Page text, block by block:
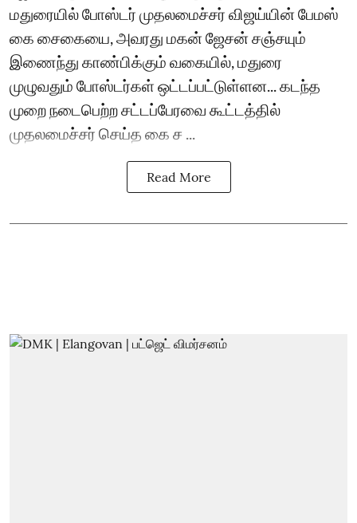
மதுரையில் போஸ்டர் முதலமைச்சர் விஜய்யின் பேமஸ்
கை சைகையை, அவரது மகன் ஜேசன் சஞ்சயும்
இணைந்து காண்பிக்கும் வகையில், மதுரை
முழுவதும் போஸ்டர்கள் ஒட்டப்பட்டுள்ளன... கடந்த
முறை நடைபெற்ற சட்டப்பேரவை கூட்டத்தில்
முதலமைச்சர் செய்த கை ச ...
Read More